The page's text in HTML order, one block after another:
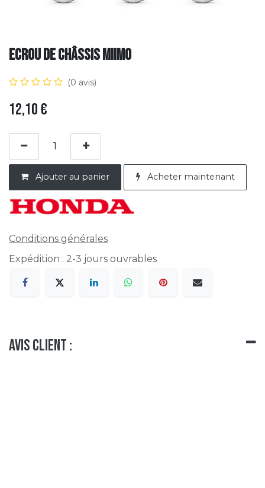
Ecrou de châssis Miimo
(0 avis)
12,10€
Ajouter au panier Acheter maintenant
Conditions générales
Expédition : 2-3 jours ouvrables
Avis client :